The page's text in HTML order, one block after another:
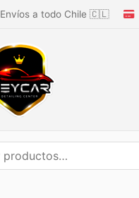
Envíos a todo Chile 🇨🇱